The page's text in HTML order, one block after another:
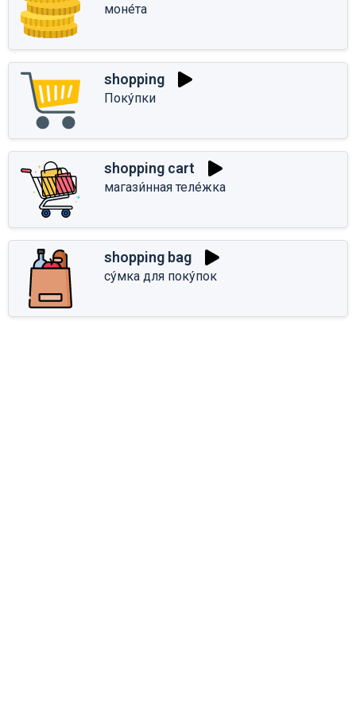
моне́та
shopping
Поку́пки
shopping cart
магази́нная теле́жка
shopping bag
су́мка для поку́пок